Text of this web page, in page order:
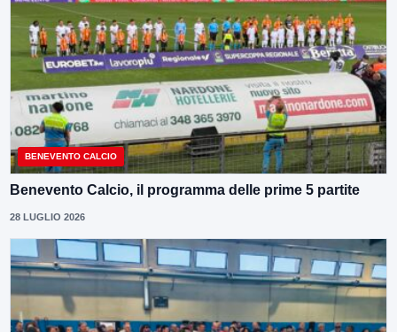
BENEVENTO CALCIO
Benevento Calcio, il programma delle prime 5 partite
28 LUGLIO 2026